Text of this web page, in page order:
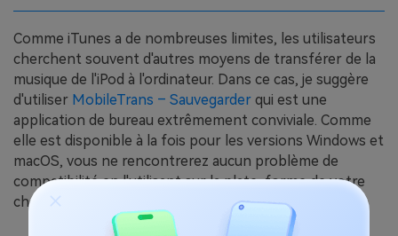
Comme iTunes a de nombreuses limites, les utilisateurs
cherchent souvent d'autres moyens de transférer de la
musique de l'iPod à l'ordinateur. Dans ce cas, je suggère
d'utiliser MobileTrans – Sauvegarder qui est une
application de bureau extrêmement conviviale. Comme
elle est disponible à la fois pour les versions Windows et
macOS, vous ne rencontrerez aucun problème de
compatibilité en l'utilisant sur la plate-forme de votre
choix.